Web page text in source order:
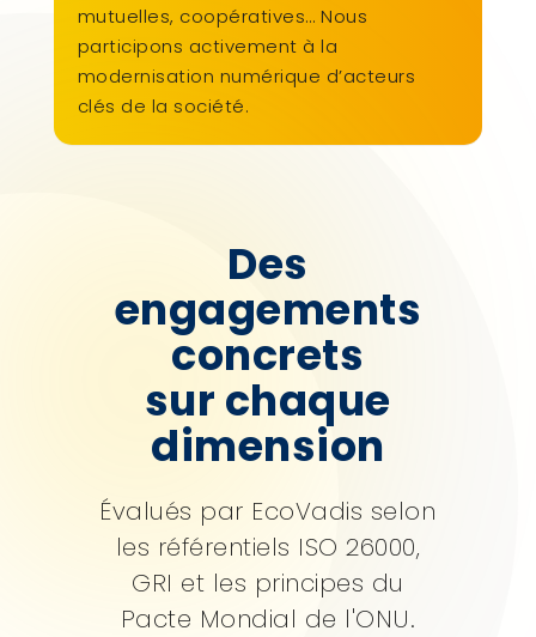
mutuelles, coopératives… Nous
participons activement à la
modernisation numérique d’acteurs
clés de la société.
Des
engagements
concrets
sur chaque
dimension
Évalués par EcoVadis selon
les référentiels ISO 26000,
GRI et les principes du
Pacte Mondial de l'ONU.